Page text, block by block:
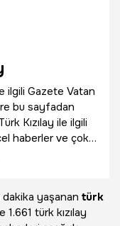
ilgili Gazete Vatan
bu sayfadan
Kızılay ile ilgili
haberler ve çok
yaşanan türk
1.661 türk kızılay